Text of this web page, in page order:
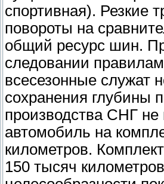
спортивная). Резкие
повороты на
общий ресурс шин.
следовании
всесезонные служат
сохранения глубины
производства СНГ
автомобиль на
километров.
150 тысяч